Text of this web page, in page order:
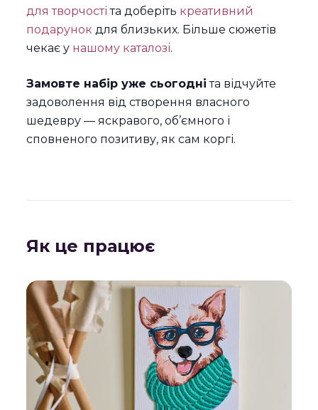
для творчості та доберіть креативний
подарунок для близьких. Більше сюжетів
чекає у нашому каталозі.
Замовте набір уже сьогодні та відчуйте
задоволення від створення власного
шедевру — яскравого, об’ємного і
сповненого позитиву, як сам коргі.
Як це працює